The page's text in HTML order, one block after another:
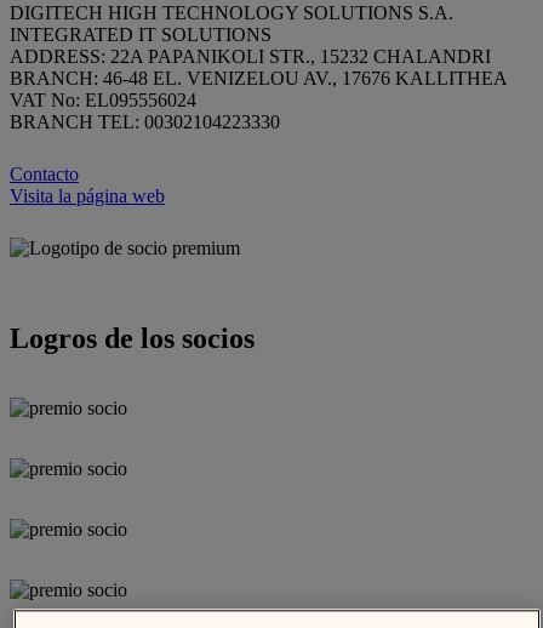
DIGITECH HIGH TECHNOLOGY SOLUTIONS S.A.
INTEGRATED IT SOLUTIONS
ADDRESS: 22A PAPANIKOLI STR., 15232 CHALANDRI
BRANCH: 46-48 EL. VENIZELOU AV., 17676 KALLITHEA
VAT No: EL095556024
BRANCH TEL: 00302104223330
Contacto
Visita la página web
Logros de los socios